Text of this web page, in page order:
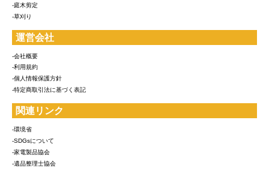
-庭木剪定
-草刈り
運営会社
-会社概要
-利用規約
-個人情報保護方針
-特定商取引法に基づく表記
関連リンク
-環境省
-SDGsについて
-家電製品協会
-遺品整理士協会